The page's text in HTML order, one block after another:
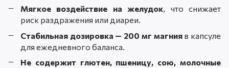
Мягкое воздействие на желудок, что снижает
риск раздражения или диареи.
Стабильная дозировка — 200 мг магнияв капсуле
для ежедневного баланса.
Не содержит глютен, пшеницу, сою, молочные